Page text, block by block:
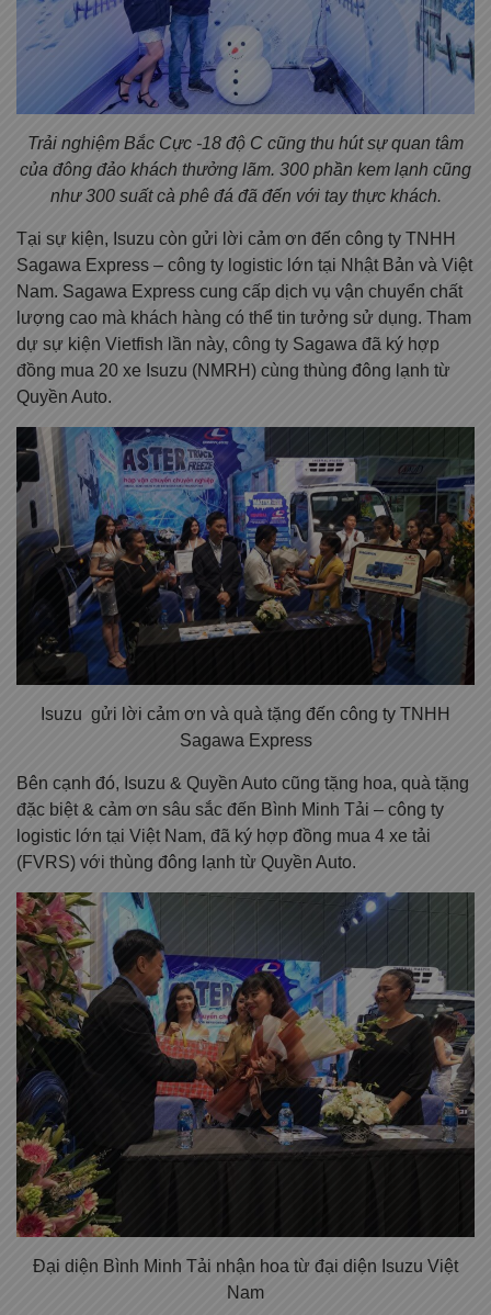
Trải nghiệm Bắc Cực -18 độ C cũng thu hút sự quan tâm
của đông đảo khách thưởng lãm. 300 phần kem lạnh cũng
như 300 suất cà phê đá đã đến với tay thực khách.
Tại sự kiện, Isuzu còn gửi lời cảm ơn đến công ty TNHH
Sagawa Express – công ty logistic lớn tại Nhật Bản và Việt
Nam. Sagawa Express cung cấp dịch vụ vận chuyển chất
lượng cao mà khách hàng có thể tin tưởng sử dụng. Tham
dự sự kiện Vietfish lần này, công ty Sagawa đã ký hợp
đồng mua 20 xe Isuzu (NMRH) cùng thùng đông lạnh từ
Quyền Auto.
Isuzu gửi lời cảm ơn và quà tặng đến công ty TNHH
Sagawa Express
Bên cạnh đó, Isuzu & Quyền Auto cũng tặng hoa, quà tặng
đặc biệt & cảm ơn sâu sắc đến Bình Minh Tải – công ty
logistic lớn tại Việt Nam, đã ký hợp đồng mua 4 xe tải
(FVRS) với thùng đông lạnh từ Quyền Auto.
Đại diện Bình Minh Tải nhận hoa từ đại diện Isuzu Việt
Nam